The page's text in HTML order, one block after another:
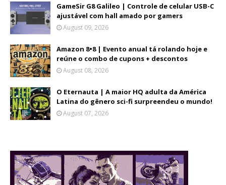
GameSir G8 Galileo | Controle de celular USB-C
ajustável com hall amado por gamers
August 09, 2026
Amazon 8•8 | Evento anual tá rolando hoje e
reúne o combo de cupons + descontos
August 08, 2026
O Eternauta | A maior HQ adulta da América
Latina do gênero sci-fi surpreendeu o mundo!
August 07, 2026